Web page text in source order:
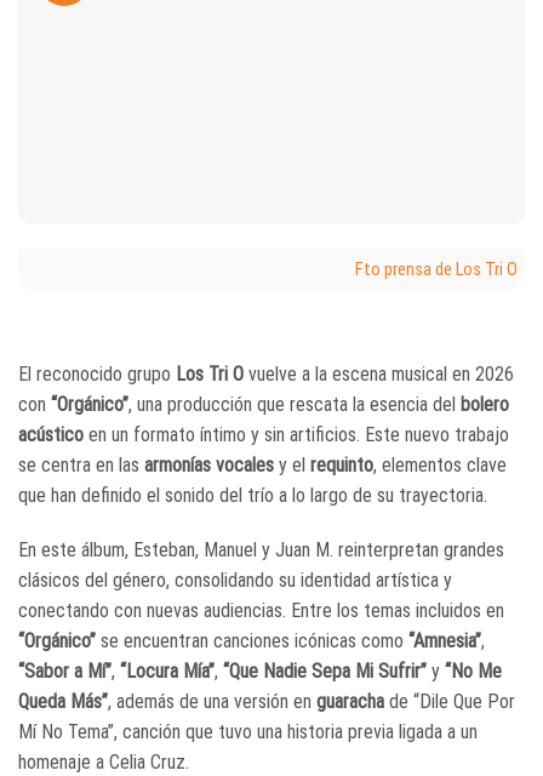
Fto prensa de Los Tri O
El reconocido grupo Los Tri O vuelve a la escena musical en 2026
con “Orgánico”, una producción que rescata la esencia del bolero
acústico en un formato íntimo y sin artificios. Este nuevo trabajo
se centra en las armonías vocales y el requinto, elementos clave
que han definido el sonido del trío a lo largo de su trayectoria.
En este álbum, Esteban, Manuel y Juan M. reinterpretan grandes
clásicos del género, consolidando su identidad artística y
conectando con nuevas audiencias. Entre los temas incluidos en
“Orgánico” se encuentran canciones icónicas como “Amnesia”,
“Sabor a Mí”, “Locura Mía”, “Que Nadie Sepa Mi Sufrir” y “No Me
Queda Más”, además de una versión en guaracha de “Dile Que Por
Mí No Tema”, canción que tuvo una historia previa ligada a un
homenaje a Celia Cruz.